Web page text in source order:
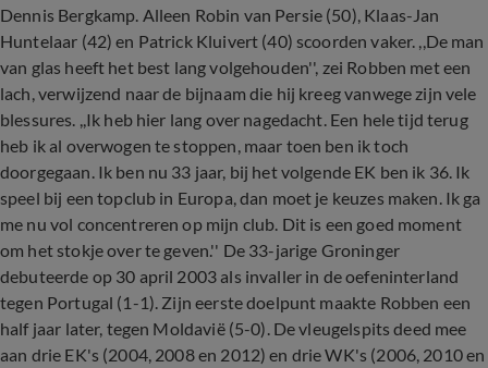
Dennis Bergkamp. Alleen Robin van Persie (50), Klaas-Jan
Huntelaar (42) en Patrick Kluivert (40) scoorden vaker. ,,De man
van glas heeft het best lang volgehouden'', zei Robben met een
lach, verwijzend naar de bijnaam die hij kreeg vanwege zijn vele
blessures. ,,Ik heb hier lang over nagedacht. Een hele tijd terug
heb ik al overwogen te stoppen, maar toen ben ik toch
doorgegaan. Ik ben nu 33 jaar, bij het volgende EK ben ik 36. Ik
speel bij een topclub in Europa, dan moet je keuzes maken. Ik ga
me nu vol concentreren op mijn club. Dit is een goed moment
om het stokje over te geven.'' De 33-jarige Groninger
debuteerde op 30 april 2003 als invaller in de oefeninterland
tegen Portugal (1-1). Zijn eerste doelpunt maakte Robben een
half jaar later, tegen Moldavië (5-0). De vleugelspits deed mee
aan drie EK's (2004, 2008 en 2012) en drie WK's (2006, 2010 en